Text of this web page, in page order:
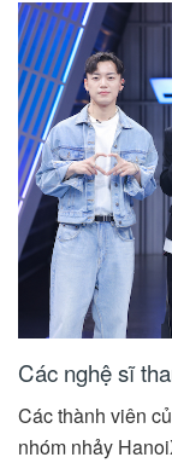
Các nghệ sĩ
Các thành viên
nhóm nhảy